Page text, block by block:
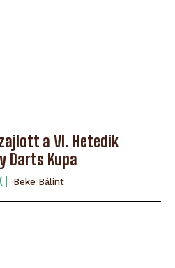
a VI. Hetedik
Darts Kupa
Beke Bálint